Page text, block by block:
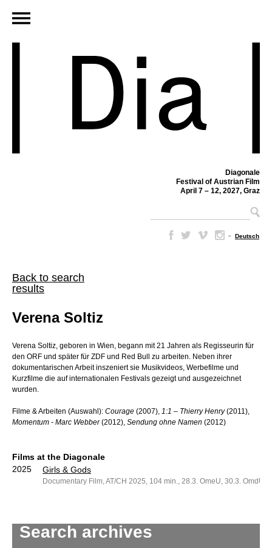
Diagonale
Festival of Austrian Film
April 7 – 12, 2027, Graz
– Deutsch
Back to search
results
Search archives
Verena Soltiz
Verena Soltiz, geboren in Wien, begann mit 21 Jahren als Regisseurin für
den ORF und später für ZDF und Red Bull zu arbeiten. Neben ihrer
dokumentarischen Arbeit inszeniert sie Musikvideos, Werbefilme und
Kurzfilme die auf internationalen Festivals gezeigt und ausgezeichnet
wurden.
Filme & Arbeiten (Auswahl): Courage (2007), 1:1 – Thierry Henry(2011),
Momentum - Marc Webber(2012), Sendung ohne Namen (2012)
Films at the Diagonale
2025
Girls & Gods
Documentary Film, AT/CH 2025, 104 min., 28.3. OmeU, 30.3. OmdU